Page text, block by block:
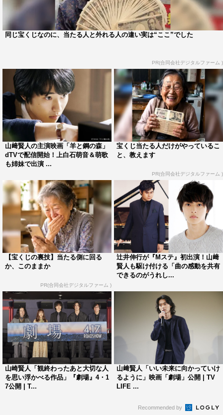
劇中で調律師を演じている山﨑、鈴木、光石、三浦の4
人が集まるのはクランクアップ以来。スーツでバッチリ決
めた、山﨑、鈴木、三浦に対し、光石はややカジュアル目
とイジると、三浦も「スタイリストが衣装忘れちゃったん
だよね」と便乗。これには光石も「言ってください、スー
ツ着るなら着るって！僕の今日の私服は半ズボンだったか
ら、半ズボンからのこの衣装はわりときちっとしていると
思ったけど、みんなはもうワンランク上だったから…」と
顔を赤くした。
作品でも姉妹役の上白石萌音・萌歌は「祖父母が『早く
見たい！』と楽しみにしていてくれたので、これでやっと
見てもらえると思うとうれしい。今まで、支えてくださっ
た方にいち早く見ていただきたい！」と声をそろえた。
山﨑演じる外村の憧れる調律師・柳を演じた三浦は「だ
んだん（山﨑が）うつって、どんどんしゃべりが下手にな
ってきた」とコメントし、会場を笑いに包んだ。さらに、
自分の名前が書いてあるうちわを持っている観客を見つ
け、「賢人、賢人、賢人…の中に“友和”ってあって、うれ
しい！…」と喜んでいた。
作品にちなみ「自分の調律したいところ」を聞かれたキ
ャスト陣。山﨑が「『ピアノ』。逆に役で演じたから、本
当に自分がどこまで調律ができるのか。できるところまで
やってみたい！」と独特な回答をし、キャストから「どう
いうこと？」とツッコまれた。
鈴木は「世の中の調律したいことで『あんこの量』。た
い焼きとかおまんじゅうとか、売られているあんこ入りの
同じ宝くじなのに、当たる人と外れる人の違い実は“ここ”でした
PR(合同会社デジタルファーム )
山﨑賢人の主演映画「羊と鋼の森」
dTVで配信開始！上白石萌音＆萌歌
も姉妹で出演 ...
宝くじ当たる人だけがやっているこ
と、教えます
PR(合同会社デジタルファーム )
【宝くじの裏技】当たる側に回る
か、このままか
PR(合同会社デジタルファーム )
辻井伸行が『Mステ』初出演！山﨑
賢人も駆け付ける「曲の感動を共有
できるのがうれし...
山崎賢人「観終わったあと大切な人
を思い浮かべる作品」『劇場』4・1
7公開 | T...
山﨑賢人「いい未来に向かっていけ
るように」映画「劇場」公開 | TV
LIFE ...
Recommended by